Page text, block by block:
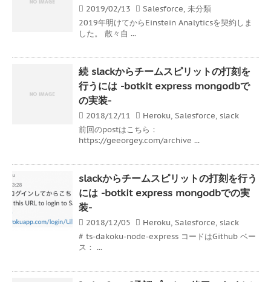
2019/02/13 Salesforce, 未分類
2019年明けてからEinstein Analyticsを契約しま
した。 散々自 ...
続 slackからチームスピリットの打刻を
行うには -botkit express mongodbで
の実装-
2018/12/11 Heroku, Salesforce, slack
前回のpostはこちら：
https://geeorgey.com/archive ...
slackからチームスピリットの打刻を行う
には -botkit express mongodbでの実
装-
2018/12/05 Heroku, Salesforce, slack
# ts-dakoku-node-express コードはGithub ベー
ス： ...